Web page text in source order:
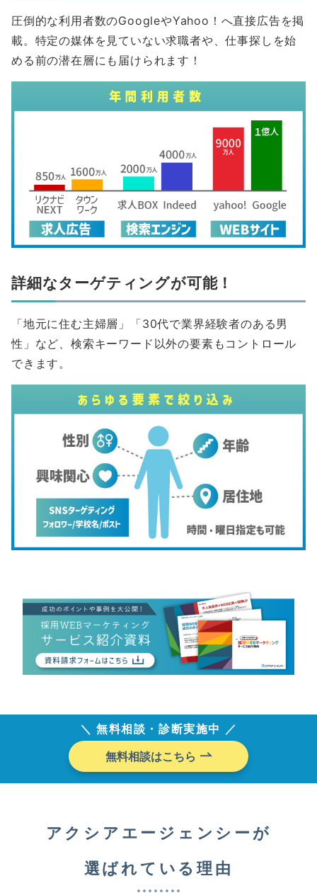
圧倒的な利用者数のGoogleやYahoo！へ直接広告を掲
載。特定の媒体を見ていない求職者や、仕事探しを始
める前の潜在層にも届けられます！
詳細なターゲティングが可能！
「地元に住む主婦層」「30代で業界経験者のある男
性」など、検索キーワード以外の要素もコントロール
できます。
＼ 無料相談・診断実施中 ／
無料相談はこちら
アクシアエージェンシーが
選ばれている理由